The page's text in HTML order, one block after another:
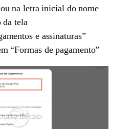
na letra inicial do nome
tela
e assinaturas”
“Formas de pagamento”